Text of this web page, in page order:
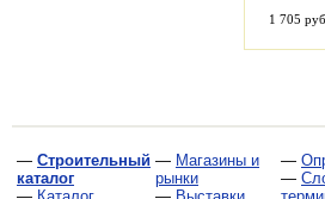
1 705 руб
— Строительный
каталог
— Магазины и
рынки
—
—